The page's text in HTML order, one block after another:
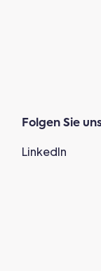
Folgen Sie
LinkedIn